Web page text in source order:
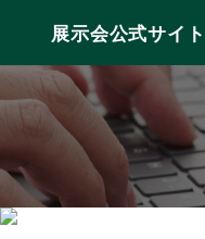
展示会公式サイト